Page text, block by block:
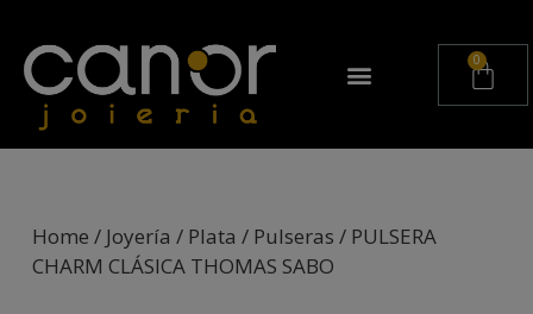
Home / Joyería / Plata / Pulseras / PULSERA
CHARM CLÁSICA THOMAS SABO